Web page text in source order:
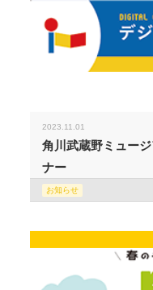
2023.11.01
角川武蔵野ミュー
ナー
お知らせ